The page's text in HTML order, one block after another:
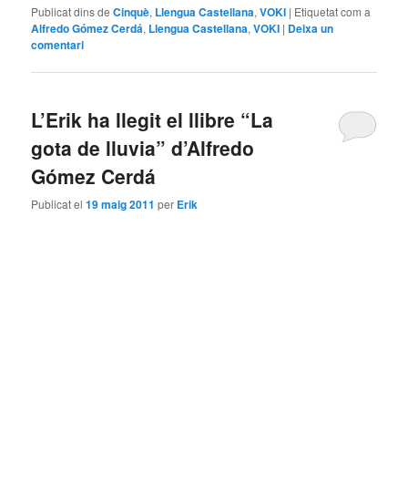
Publicat dins de Cinquè, Llengua Castellana,VOKI | Etiquetat com a
Alfredo Gómez Cerdá, Llengua Castellana,VOKI | Deixa un
comentari
L’Erik ha llegit el llibre “La
gota de lluvia” d’Alfredo
Gómez Cerdá
Publicat el19 maig 2011 per Erik